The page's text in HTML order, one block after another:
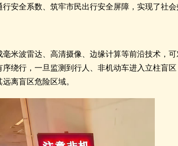
安全系数、筑牢市民出行安全屏障，实现了社会
米波雷达、高清摄像、边缘计算等前沿技术，
绕行，一旦监测到行人、非机动车进入立柱盲
离盲区危险区域。